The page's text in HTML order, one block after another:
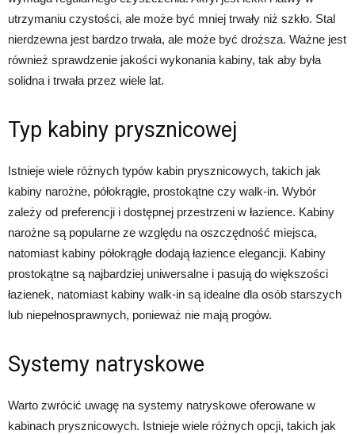
utrzymaniu czystości, ale może być mniej trwały niż szkło. Stal
nierdzewna jest bardzo trwała, ale może być droższa. Ważne jest
również sprawdzenie jakości wykonania kabiny, tak aby była
solidna i trwała przez wiele lat.
Typ kabiny prysznicowej
Istnieje wiele różnych typów kabin prysznicowych, takich jak
kabiny narożne, półokrągłe, prostokątne czy walk-in. Wybór
zależy od preferencji i dostępnej przestrzeni w łazience. Kabiny
narożne są popularne ze względu na oszczędność miejsca,
natomiast kabiny półokrągłe dodają łazience elegancji. Kabiny
prostokątne są najbardziej uniwersalne i pasują do większości
łazienek, natomiast kabiny walk-in są idealne dla osób starszych
lub niepełnosprawnych, ponieważ nie mają progów.
Systemy natryskowe
Warto zwrócić uwagę na systemy natryskowe oferowane w
kabinach prysznicowych. Istnieje wiele różnych opcji, takich jak